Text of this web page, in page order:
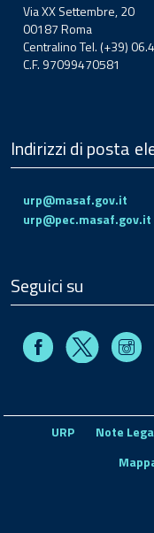
Via XX Settembre, 20
00187 Roma
Centralino Tel. (+39)
C.F. 97099470581
Indirizzi di posta
urp@masaf.gov.it
urp@pec.masaf.gov.it
Seguici su
FacebookX
URP Note